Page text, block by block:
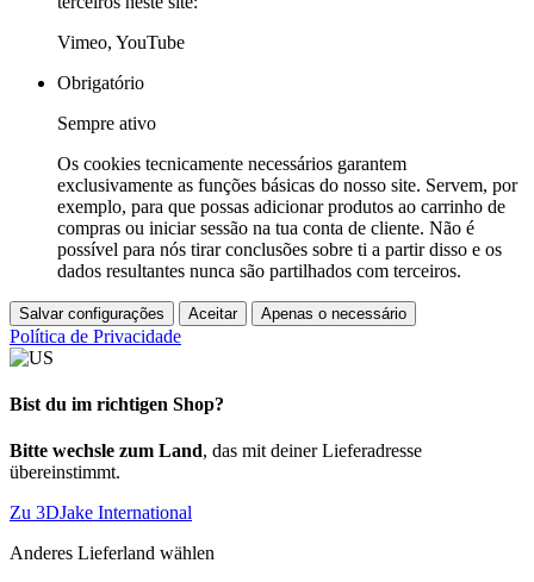
Vimeo, YouTube
Obrigatório
Sempre ativo
Os cookies tecnicamente necessários garantem
exclusivamente as funções básicas do nosso site. Servem, por
exemplo, para que possas adicionar produtos ao carrinho de
compras ou iniciar sessão na tua conta de cliente. Não é
possível para nós tirar conclusões sobre ti a partir disso e os
dados resultantes nunca são partilhados com terceiros.
Salvar configurações Aceitar Apenas o necessário
Política de Privacidade
Bist du im richtigen Shop?
Bitte wechsle zum Land, das mit deiner Lieferadresse
übereinstimmt.
Zu 3DJake International
Anderes Lieferland wählen